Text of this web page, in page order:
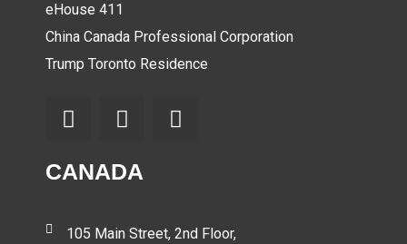
eHouse 411
China Canada Professional Corporation
Trump Toronto Residence
CANADA
105 Main Street, 2nd Floor,